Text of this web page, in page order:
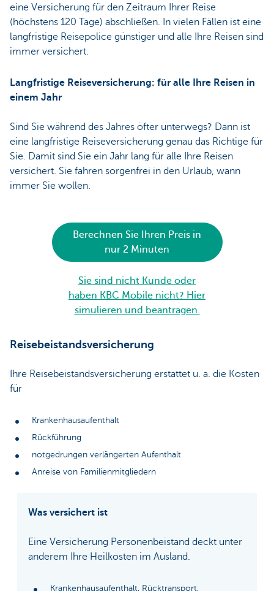
eine Versicherung für den Zeitraum Ihrer Reise
(höchstens 120 Tage) abschließen. In vielen Fällen ist eine
langfristige Reisepolice günstiger und alle Ihre Reisen sind
immer versichert.
Langfristige Reiseversicherung: für alle Ihre Reisen in
einem Jahr
Sind Sie während des Jahres öfter unterwegs? Dann ist
eine langfristige Reiseversicherung genau das Richtige für
Sie. Damit sind Sie ein Jahr lang für alle Ihre Reisen
versichert. Sie fahren sorgenfrei in den Urlaub, wann
immer Sie wollen.
Berechnen Sie Ihren Preis in
nur 2 Minuten
Sie sind nicht Kunde oder
haben KBC Mobile nicht? Hier
simulieren und beantragen.
Reisebeistandsversicherung
Ihre Reisebeistandsversicherung erstattet u. a. die Kosten
für
Krankenhausaufenthalt
Rückführung
notgedrungen verlängerten Aufenthalt
Anreise von Familienmitgliedern
Was versichert ist
Eine Versicherung Personenbeistand deckt unter
anderem Ihre Heilkosten im Ausland.
Krankenhausaufenthalt, Rücktransport,